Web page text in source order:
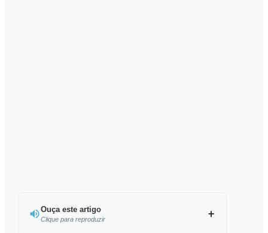
Ouça este artigo
Clique para reproduzir